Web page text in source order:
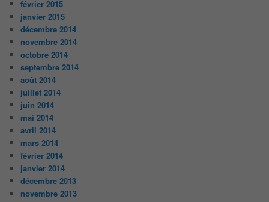
février 2015
janvier 2015
décembre 2014
novembre 2014
octobre 2014
septembre 2014
août 2014
juillet 2014
juin 2014
mai 2014
avril 2014
mars 2014
février 2014
janvier 2014
décembre 2013
novembre 2013